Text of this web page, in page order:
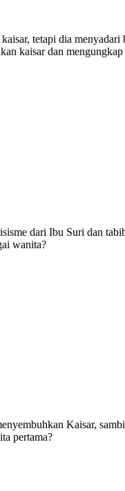
tetapi dia
kaisar dan
dari Ibu Suri dan
wanita?
Kaisar,
pertama?